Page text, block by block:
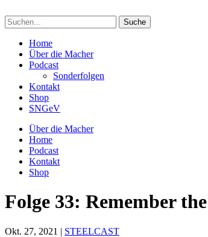
Suchen
nach:
Home
Über die Macher
Podcast
Sonderfolgen
Kontakt
Shop
SNGeV
Über die Macher
Home
Podcast
Kontakt
Shop
Folge 33: Remember
Okt. 27, 2021 | STEELCAST